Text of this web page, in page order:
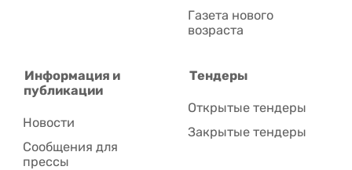
Газета нового
возраста
Информация и
публикации
Новости
Сообщения для
прессы
Тендеры
Открытые тендеры
Закрытые тендеры